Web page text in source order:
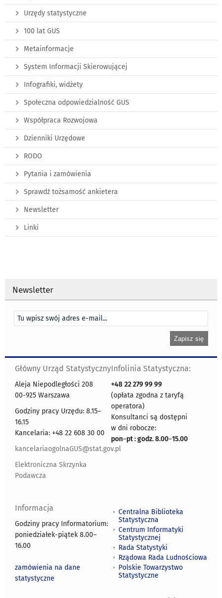
Urzędy statystyczne
100 lat GUS
Metainformacje
System Informacji Skierowującej
Infografiki, widżety
Społeczna odpowiedzialność GUS
Współpraca Rozwojowa
Dzienniki Urzędowe
RODO
Pytania i zamówienia
Sprawdź tożsamość ankietera
Newsletter
Linki
Newsletter
Główny Urząd Statystyczny
Aleja Niepodległości 208
00-925 Warszawa
Godziny pracy Urzędu: 8.15–
16.15
Kancelaria: +48 22 608 30 00
kancelariaogolnaGUS@stat.gov.pl
Elektroniczna Skrzynka
Podawcza
Infolinia Statystyczna:
+48 22 279 99 99
(opłata zgodna z taryfą
operatora)
Konsultanci są dostępni
w dni robocze:
pon–pt : godz. 8.00–15.00
Informacja
Godziny pracy Informatorium:
poniedziałek-piątek 8.00–
16.00
zamówienia na dane
statystyczne
Centralna Biblioteka
Statystyczna
Centrum Informatyki
Statystycznej
Rada Statystyki
Rządowa Rada Ludnościowa
Polskie Towarzystwo
Statystyczne